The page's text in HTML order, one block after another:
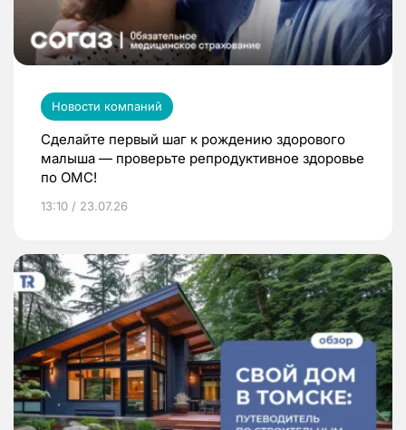
Новости компаний
Сделайте первый шаг к рождению здорового
малыша — проверьте репродуктивное здоровье
по ОМС!
13:10 / 23.07.26